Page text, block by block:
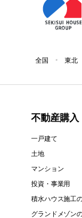
全国 東北
不動産購入
一戸建て
土地
マンション
投資・事業用
積水ハウス施工
グランドメゾン